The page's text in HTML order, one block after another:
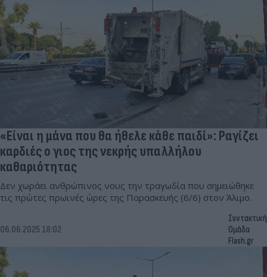
«Είναι η μάνα που θα ήθελε κάθε παιδί»: Ραγίζει
καρδιές ο γιος της νεκρής υπαλλήλου
καθαριότητας
Δεν χωράει ανθρώπινος νους την τραγωδία που σημειώθηκε
τις πρώτες πρωινές ώρες της Παρασκευής (6/6) στον Άλιμο.
06.06.2025 18:02
Συντακτική
Ομάδα
Flash.gr